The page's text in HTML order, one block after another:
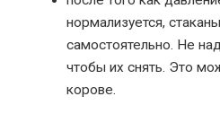
нормализуется,
самостоятельно. Не
чтобы их снять. Это
корове.